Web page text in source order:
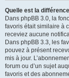
Quelle est la
Dans phpBB 3.0, la
favoris était similaire à
receviez aucune
Dans phpBB 3.3, les
pouvez à présent
mis à jour.
forum ou d’un sujet
favoris et des